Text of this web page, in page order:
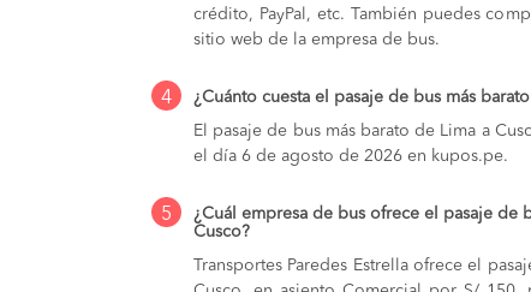
crédito, PayPal, etc. También puedes
sitio web de la empresa de bus.
4
¿Cuánto cuesta el pasaje de bus más
El pasaje de bus más barato de Lima a
el día 6 de agosto de 2026 en kupos.pe.
5
¿Cuál empresa de bus ofrece el pasaje de
Cusco?
Transportes Paredes Estrella ofrece el